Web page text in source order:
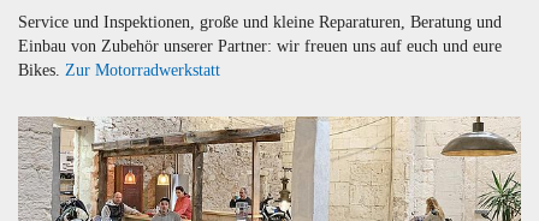
Service und Inspektionen, große und kleine Reparaturen, Beratung und
Einbau von Zubehör unserer Partner: wir freuen uns auf euch und eure
Bikes. Zur Motorradwerkstatt